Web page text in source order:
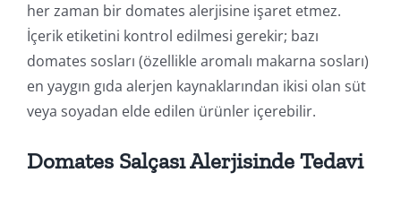
her zaman bir domates alerjisine işaret etmez.
İçerik etiketini kontrol edilmesi gerekir; bazı
domates sosları (özellikle aromalı makarna sosları)
en yaygın gıda alerjen kaynaklarından ikisi olan süt
veya soyadan elde edilen ürünler içerebilir.
Domates Salçası Alerjisinde Tedavi